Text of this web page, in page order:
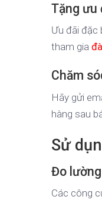
Tặng ưu
Ưu đãi đặc
tham gia
Chăm
Hãy gửi
hàng sau
Sử
Đo
Các công